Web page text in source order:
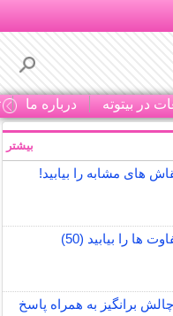
در بیتوته درباره ما
های مشابه را بیابید!
را بیابید (50)
برانگیز به همراه پاسخ
بیشتر